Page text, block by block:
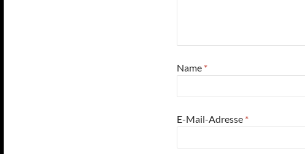
Name *
E-Mail-Adresse *